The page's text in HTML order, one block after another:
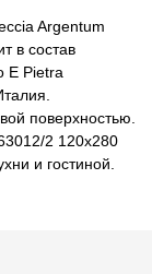
Argentum
в состав
E Pietra
поверхностью.
2 120x280
и гостиной.